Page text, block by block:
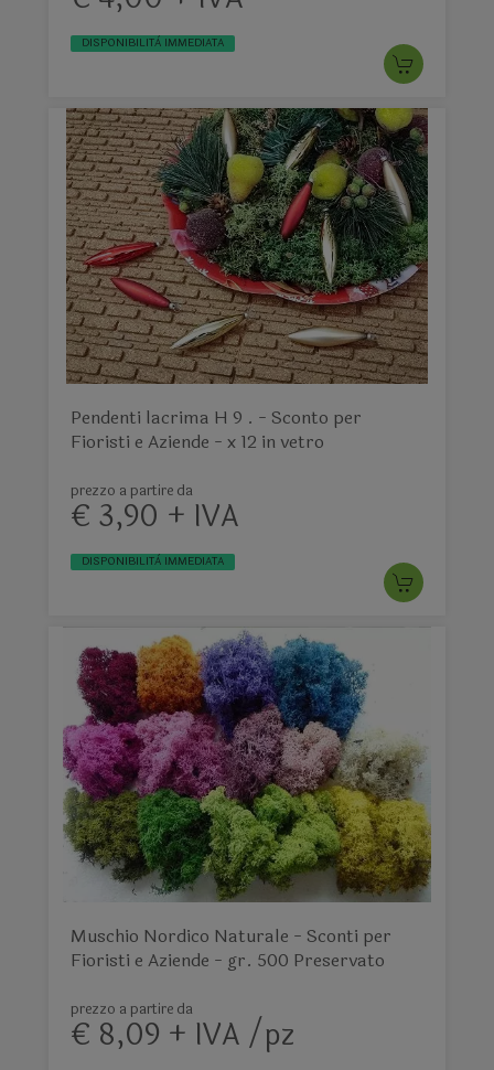
DISPONIBILITÀ IMMEDIATA
Pendenti lacrima H 9 . - Sconto per
Fioristi e Aziende - x 12 in vetro
prezzo a partire da
€ 3,90 + IVA
DISPONIBILITÀ IMMEDIATA
Muschio Nordico Naturale - Sconti per
Fioristi e Aziende - gr. 500 Preservato
prezzo a partire da
€ 8,09 + IVA /pz